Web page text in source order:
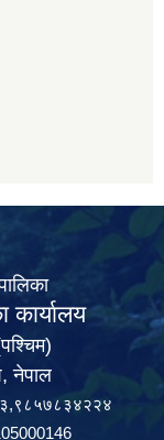
कार्यालय
नेपाल